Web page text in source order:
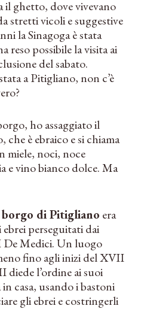
il ghetto, dove vivevano
stretti vicoli e suggestive
la Sinagoga è stata
reso possibile la visita ai
del sabato.
a Pitigliano, non c’è
ho assaggiato il
è ebraico e si chiama
miele, noci, noce
e vino bianco dolce. Ma
borgo di Pitigliano era
perseguitati dai
De Medici. Un luogo
fino agli inizi del XVII
diede l’ordine ai suoi
casa, usando i bastoni
gli ebrei e costringerli